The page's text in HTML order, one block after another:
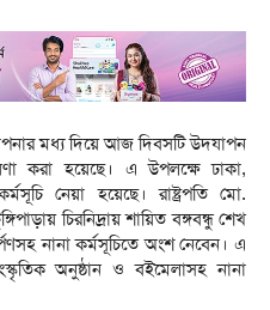
মধ্য দিয়ে আজ দিবসটি উদযাপন
করা হয়েছে। এ উপলক্ষে ঢাকা,
নেয়া হয়েছে। রাষ্ট্রপতি মো.
চিরনিদ্রায় শায়িত বঙ্গবন্ধু শেখ
নানা কর্মসূচিতে অংশ নেবেন। এ
অনুষ্ঠান ও বইমেলাসহ নানা